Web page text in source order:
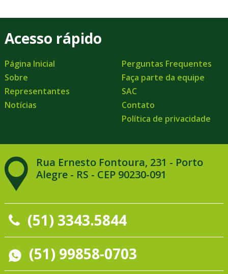
Acesso rápido
Página Inicial
Sobre
Representantes
Notícias
Perguntas Frequentes
Faça parte da equipe
SAC
Contato
Política de privacidade
Rua Ernesto Fontoura, 231 - Porto
Alegre - RS - CEP 90230-091
(51) 3343.5844
(51) 99858-0703